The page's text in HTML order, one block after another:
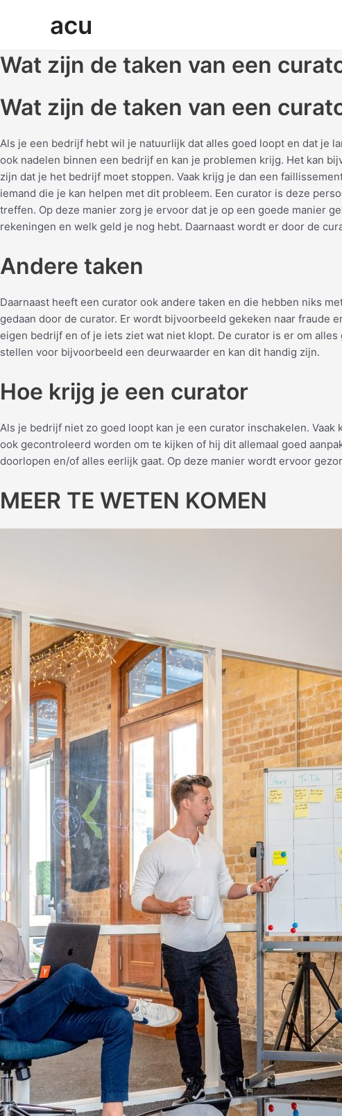
inhoud
acu
Wat zijn de taken van een
Wat zijn de taken van een
Als je een bedrijf hebt wil je natuurlijk dat alles goed loopt en dat je
ook nadelen binnen een bedrijf en kan je problemen krijg. Het kan
zijn dat je het bedrijf moet stoppen. Vaak krijg je dan een
iemand die je kan helpen met dit probleem. Een curator is deze
treffen. Op deze manier zorg je ervoor dat je op een goede manier
rekeningen en welk geld je nog hebt. Daarnaast wordt er door de
Andere taken
Daarnaast heeft een curator ook andere taken en die hebben niks
gedaan door de curator. Er wordt bijvoorbeeld gekeken naar fraude
eigen bedrijf en of je iets ziet wat niet klopt. De curator is er om
stellen voor bijvoorbeeld een deurwaarder en kan dit handig zijn.
Hoe krijg je een curator
Als je bedrijf niet zo goed loopt kan je een curator inschakelen.
ook gecontroleerd worden om te kijken of hij dit allemaal goed
doorlopen en/of alles eerlijk gaat. Op deze manier wordt ervoor
MEER TE WETEN KOMEN